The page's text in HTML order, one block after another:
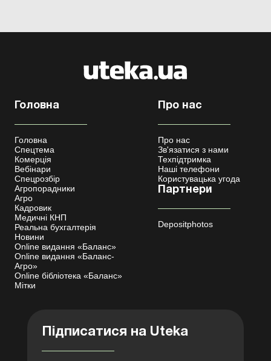
Головна
Головна
Спецтема
Комерція
Вебінари
Спецрозбір
Агропорадники
Агро
Кадровик
Медичні КНП
Реальна бухгалтерія
Новини
Online видання «Баланс»
Online видання «Баланс-
Агро»
Online бібліотека «Баланс»
Мітки
Про нас
Про нас
Зв'язатися з нами
Техпідтримка
Наші телефони
Користувацька угода
Партнери
Depositphotos
Підписатися на Uteka